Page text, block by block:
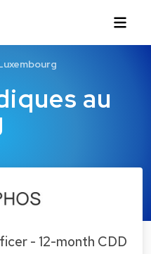
au
- 12-month CDD